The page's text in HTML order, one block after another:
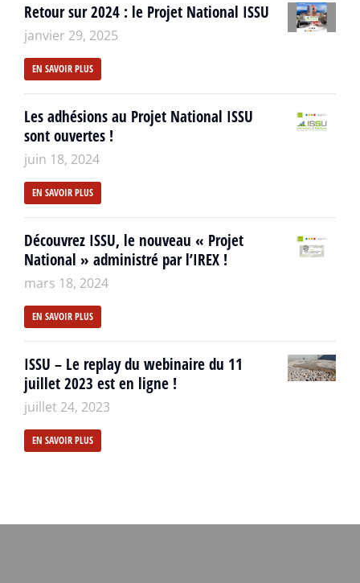
Retour sur 2024 : le Projet National ISSU
janvier 29, 2025
EN SAVOIR PLUS
Les adhésions au Projet National ISSU
sont ouvertes !
juin 18, 2024
EN SAVOIR PLUS
Découvrez ISSU, le nouveau « Projet
National » administré par l’IREX !
mars 18, 2024
EN SAVOIR PLUS
ISSU – Le replay du webinaire du 11
juillet 2023 est en ligne !
juillet 24, 2023
EN SAVOIR PLUS